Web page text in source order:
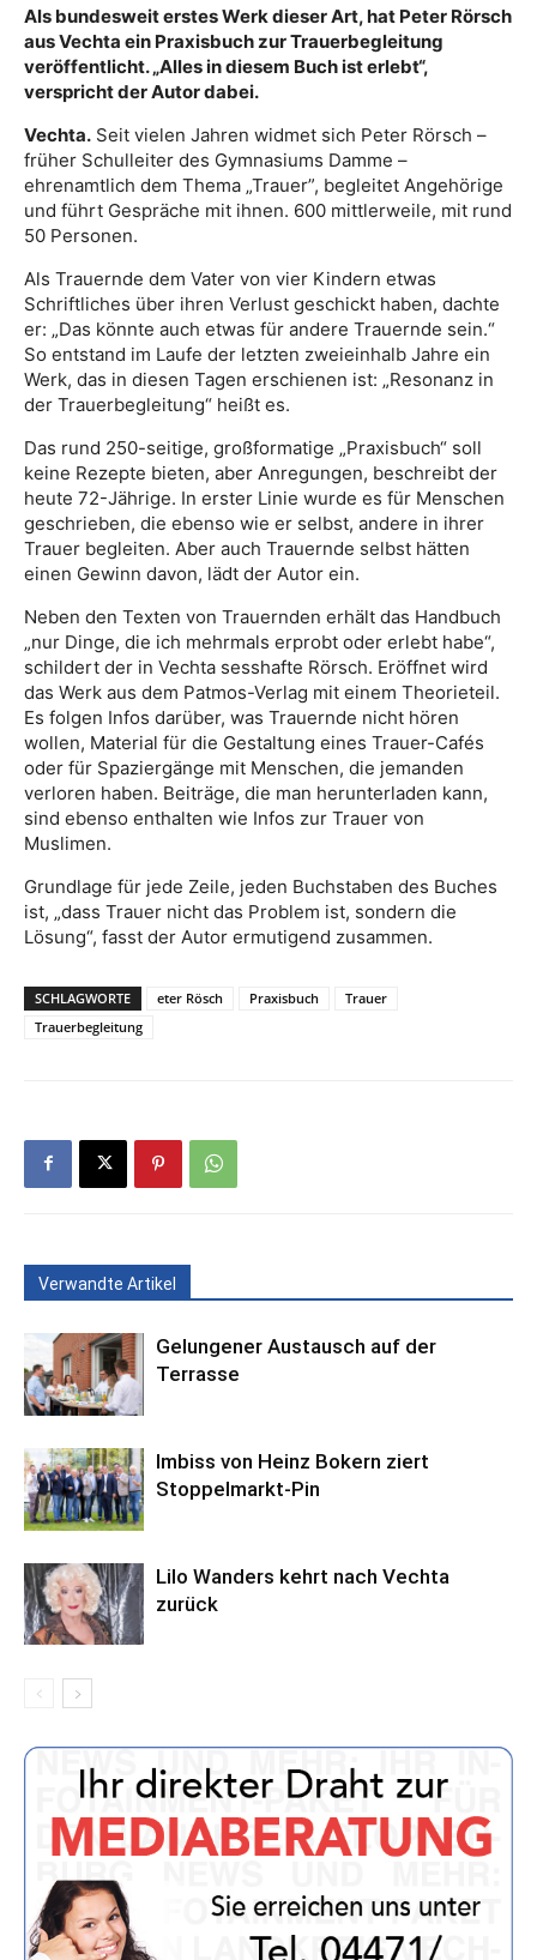
Als bundesweit erstes Werk dieser Art, hat Peter Rörsch
aus Vechta ein Praxisbuch zur Trauerbegleitung
veröffentlicht. „Alles in diesem Buch ist erlebt“,
verspricht der Autor dabei.
Vechta. Seit vielen Jahren widmet sich Peter Rörsch –
früher Schulleiter des Gymnasiums Damme –
ehrenamtlich dem Thema „Trauer”, begleitet Angehörige
und führt Gespräche mit ihnen. 600 mittlerweile, mit rund
50 Personen.
Als Trauernde dem Vater von vier Kindern etwas
Schriftliches über ihren Verlust geschickt haben, dachte
er: „Das könnte auch etwas für andere Trauernde sein.“
So entstand im Laufe der letzten zweieinhalb Jahre ein
Werk, das in diesen Tagen erschienen ist: „Resonanz in
der Trauerbegleitung“ heißt es.
Das rund 250-seitige, großformatige „Praxisbuch“ soll
keine Rezepte bieten, aber Anregungen, beschreibt der
heute 72-Jährige. In erster Linie wurde es für Menschen
geschrieben, die ebenso wie er selbst, andere in ihrer
Trauer begleiten. Aber auch Trauernde selbst hätten
einen Gewinn davon, lädt der Autor ein.
Neben den Texten von Trauernden erhält das Handbuch
„nur Dinge, die ich mehrmals erprobt oder erlebt habe“,
schildert der in Vechta sesshafte Rörsch. Eröffnet wird
das Werk aus dem Patmos-Verlag mit einem Theorieteil.
Es folgen Infos darüber, was Trauernde nicht hören
wollen, Material für die Gestaltung eines Trauer-Cafés
oder für Spaziergänge mit Menschen, die jemanden
verloren haben. Beiträge, die man herunterladen kann,
sind ebenso enthalten wie Infos zur Trauer von
Muslimen.
Grundlage für jede Zeile, jeden Buchstaben des Buches
ist, „dass Trauer nicht das Problem ist, sondern die
Lösung“, fasst der Autor ermutigend zusammen.
SCHLAGWORTE eter Rösch Praxisbuch
Trauer
Trauerbegleitung
Verwandte Artikel
Gelungener Austausch auf der
Terrasse
Imbiss von Heinz Bokern ziert
Stoppelmarkt-Pin
Lilo Wanders kehrt nach Vechta
zurück